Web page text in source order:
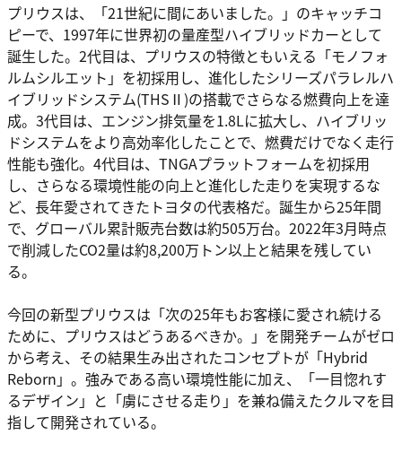
プリウスは、「21世紀に間にあいました。」のキャッチコ
ピーで、1997年に世界初の量産型ハイブリッドカーとして
誕生した。2代目は、プリウスの特徴ともいえる「モノフォ
ルムシルエット」を初採用し、進化したシリーズパラレルハ
イブリッドシステム(THSⅡ)の搭載でさらなる燃費向上を達
成。3代目は、エンジン排気量を1.8Lに拡大し、ハイブリッ
ドシステムをより高効率化したことで、燃費だけでなく走行
性能も強化。4代目は、TNGAプラットフォームを初採用
し、さらなる環境性能の向上と進化した走りを実現するな
ど、長年愛されてきたトヨタの代表格だ。誕生から25年間
で、グローバル累計販売台数は約505万台。2022年3月時点
で削減したCO2量は約8,200万トン以上と結果を残してい
る。
今回の新型プリウスは「次の25年もお客様に愛され続ける
ために、プリウスはどうあるべきか。」を開発チームがゼロ
から考え、その結果生み出されたコンセプトが「Hybrid
Reborn」。強みである高い環境性能に加え、「一目惚れす
るデザイン」と「虜にさせる走り」を兼ね備えたクルマを目
指して開発されている。